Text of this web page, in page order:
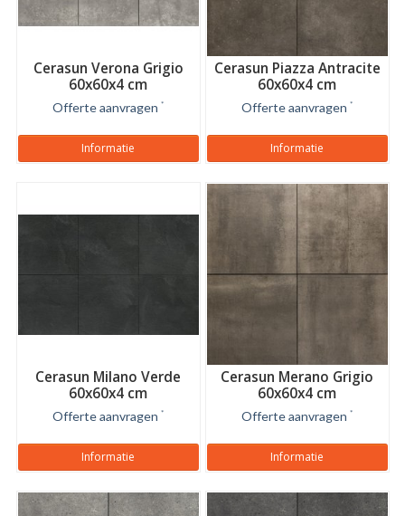
Cerasun Verona Grigio
60x60x4 cm
Offerte aanvragen *
Informatie
Cerasun Piazza Antracite
60x60x4 cm
Offerte aanvragen *
Informatie
Cerasun Milano Verde
60x60x4 cm
Offerte aanvragen *
Informatie
Cerasun Merano Grigio
60x60x4 cm
Offerte aanvragen *
Informatie